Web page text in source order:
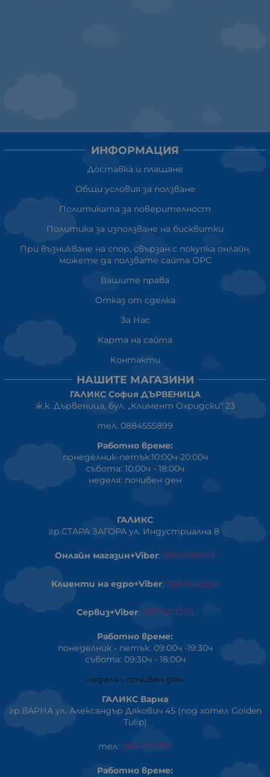
ИНФОРМАЦИЯ
Доставка и плащане
Общи условия за ползване
Политиката за поверителност
Политика за използване на бисквитки
При възникване на спор, свързан с покупка онлайн,
можете да ползвате сайта ОРС
Вашите права
Отказ от сделка
За Нас
Карта на сайта
Контакти
НАШИТЕ МАГАЗИНИ
ГАЛИКС София ДЪРВЕНИЦА
ж.к. Дървеница, бул. „Климент Охридски“ 23
тел: 0884555899
Работно време:
понеделник-петък:10:00ч-20:00ч
събота: 10:00ч - 18:00ч
неделя: почивен ден
ГАЛИКС
гр.СТАРА ЗАГОРА ул. Индустриална 8
Онлайн магазин+Viber: 0889555899
Клиенти на едро+Viber: 0884942834
Сервиз+Viber: 0879603293
Работно време:
понеделник - петък: 09:00ч -19:30ч
събота: 09:30ч - 18:00ч
неделя - почивен ден
ГАЛИКС Варна
гр.ВАРНА ул. Александър Дякович 45 (под хотел Golden
Tulip)
тел: 0884810555
Работно време: